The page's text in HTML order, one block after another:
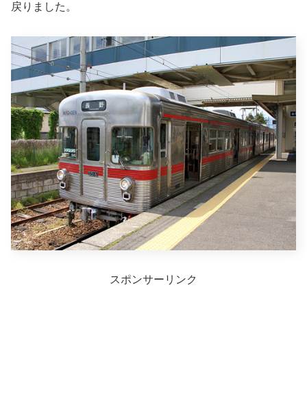
戻りました。
スポンサーリンク